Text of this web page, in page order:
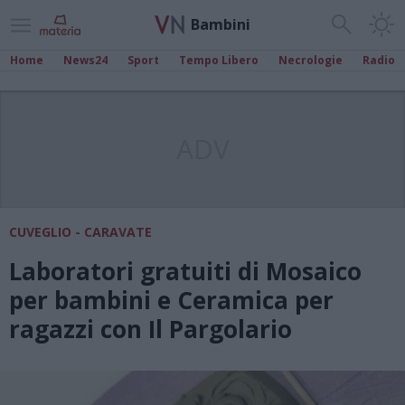
Bambini
Home News24 Sport Tempo Libero Necrologie Radio
CUVEGLIO - CARAVATE
Laboratori gratuiti di Mosaico
per bambini e Ceramica per
ragazzi con Il Pargolario